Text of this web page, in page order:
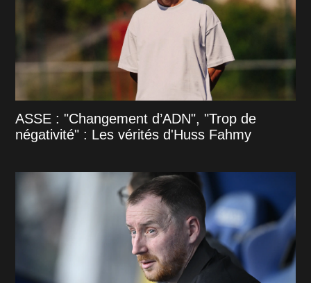
ASSE : "Changement d’ADN", "Trop de
négativité" : Les vérités d'Huss Fahmy